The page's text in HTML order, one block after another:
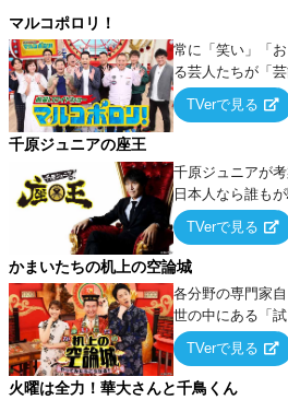
マルコポロリ！
常に「笑い」「
る芸人たちが「
出でて、新たな
TVerで見る
千原ジュニアの座王
千原ジュニアが考
日本人なら誰も
ーム』をベース
ケ・歌…など様々
タを競い合う！
TVerで見る
かまいたちの机上の空論城
各分野の専門家
世の中にある「
みたらこうなる
論”に若手芸人ら
TVerで見る
火曜は全力！華大さんと千鳥くん